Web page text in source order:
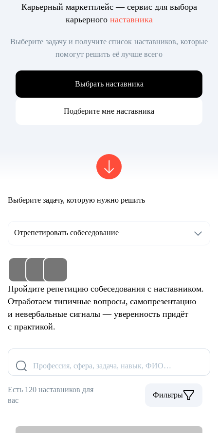
Карьерный маркетплейс — сервис для выбора
карьерного наставника
Выберите задачу и получите список наставников, которые
помогут решить её лучше всего
Выбрать наставника
Подберите мне наставника
Выберите задачу, которую нужно решить
Отрепетировать собеседование
Пройдите репетицию собеседования с наставником.
Отработаем типичные вопросы, самопрезентацию
и невербальные сигналы — уверенность придёт
с практикой.
Профессия, сфера, задача, навык, ФИО…
Есть 120 наставников для
вас
Фильтры